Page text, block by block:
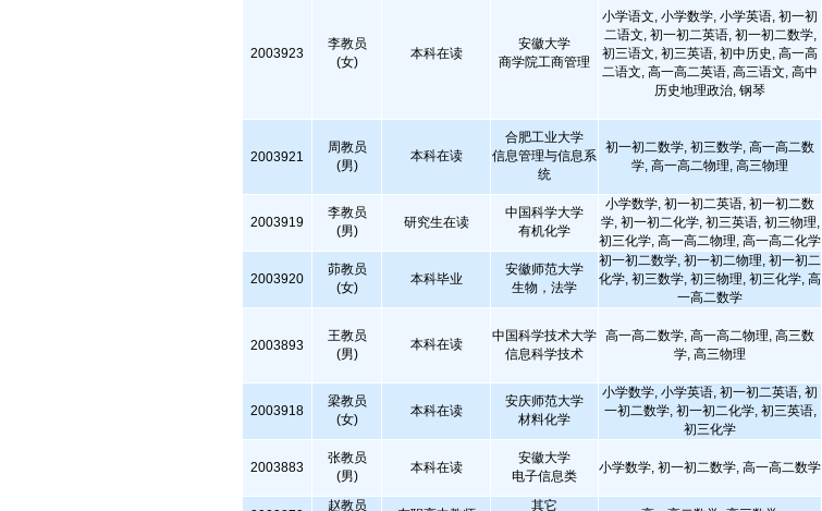
2003923
李教员
(女)
本科在读
安徽大学
商学院工商管理
小学语文, 小学数学, 小学英语, 初一初
二语文, 初一初二英语, 初一初二数学,
初三语文, 初三英语, 初中历史, 高一高
二语文, 高一高二英语, 高三语文, 高中
历史地理政治, 钢琴
2003921
周教员
(男)
本科在读
合肥工业大学
信息管理与信息系
统
初一初二数学, 初三数学, 高一高二数
学, 高一高二物理, 高三物理
2003919
李教员
(男)
研究生在读
中国科学大学
有机化学
小学数学, 初一初二英语, 初一初二数
学, 初一初二化学, 初三英语, 初三物理,
初三化学, 高一高二物理, 高一高二化学
2003920
茆教员
(女)
本科毕业
安徽师范大学
生物，法学
初一初二数学, 初一初二物理, 初一初二
化学, 初三数学, 初三物理, 初三化学, 高
一高二数学
2003893
王教员
(男)
本科在读
中国科学技术大学
信息科学技术
高一高二数学, 高一高二物理, 高三数
学, 高三物理
2003918
梁教员
(女)
本科在读
安庆师范大学
材料化学
小学数学, 小学英语, 初一初二英语, 初
一初二数学, 初一初二化学, 初三英语,
初三化学
2003883
张教员
(男)
本科在读
安徽大学
电子信息类
小学数学, 初一初二数学, 高一高二数学
赵教员 其它